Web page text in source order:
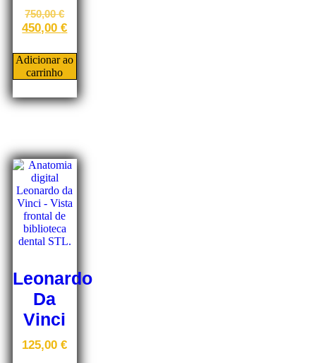
750,00€
450,00€
Adicionar ao
carrinho
Leonardo
Da
Vinci
125,00€